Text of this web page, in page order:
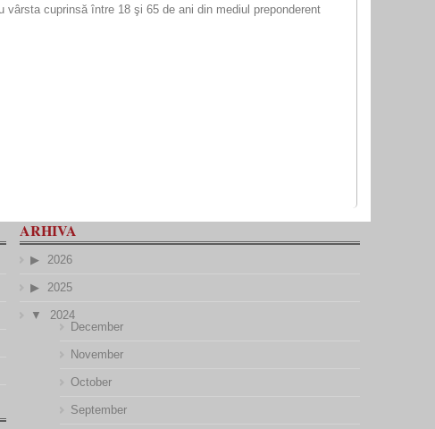
cuprinsă între 18 şi 65 de ani din mediul preponderent
ARHIVA
2026
2025
2024
December
November
October
September